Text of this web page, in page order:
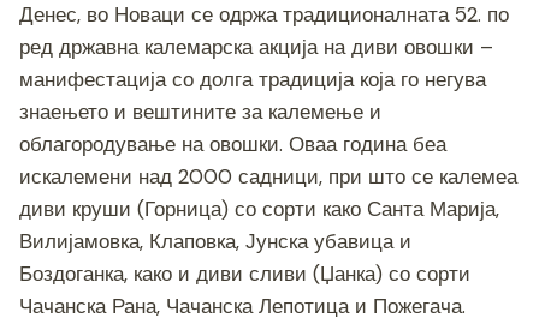
c
e
b
o
o
k
tt
er
ss
e
n
g
er
er e
gr
a
m
at
s
A
p
p
p
y
n
k
ai
l
ar
Денес, во Новаци се одржа традиционалната 52. по
ред државна калемарска акција на диви овошки –
манифестација со долга традиција која го негува
знаењето и вештините за калемење и
облагородување на овошки. Оваа година беа
искалемени над 2000 садници, при што се калемеа
диви круши (Горница) со сорти како Санта Марија,
Вилијамовка, Клаповка, Јунска убавица и
Боздоганка, како и диви сливи (Џанка) со сорти
Чачанска Рана, Чачанска Лепотица и Пожегача.